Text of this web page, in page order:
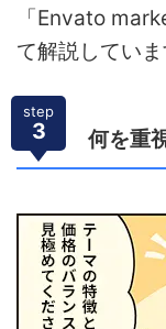
「Envato
て解説していま
step
3 何を重